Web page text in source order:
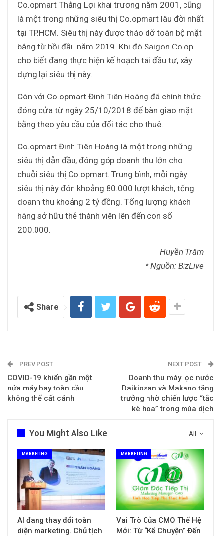
Co.opmart Thắng Lợi khai trương năm 2001, cũng
là một trong những siêu thị Co.opmart lâu đời nhất
tại TP.HCM. Siêu thị này được tháo dỡ toàn bộ mặt
bằng từ hồi đầu năm 2019. Khi đó Saigon Co.op
cho biết đang thực hiện kế hoạch tái đầu tư, xây
dựng lại siêu thị này.
Còn với Co.opmart Đinh Tiên Hoàng đã chính thức
đóng cửa từ ngày 25/10/2018 để bàn giao mặt
bằng theo yêu cầu của đối tác cho thuê.
Co.opmart Đinh Tiên Hoàng là một trong những
siêu thị dẫn đầu, đóng góp doanh thu lớn cho
chuỗi siêu thị Co.opmart. Trung bình, mỗi ngày
siêu thị này đón khoảng 80.000 lượt khách, tổng
doanh thu khoảng 2 tỷ đồng. Tổng lượng khách
hàng sở hữu thẻ thành viên lên đến con số
200.000.
Huyền Trâm
* Nguồn: BizLive
Share
PREV POST
COVID-19 khiến gần một
nửa máy bay toàn cầu
không thể cất cánh
NEXT POST
Doanh thu máy lọc nước
Daikiosan và Makano tăng
trưởng nhờ chiến lược “tắc
kè hoa” trong mùa dịch
All
You Might Also Like
MARKETING
AI đang thay đổi toàn
diện marketing. Chủ tịch
MARKETING
Vai Trò Của CMO Thế Hệ
Mới: Từ “Kể Chuyện” Đến